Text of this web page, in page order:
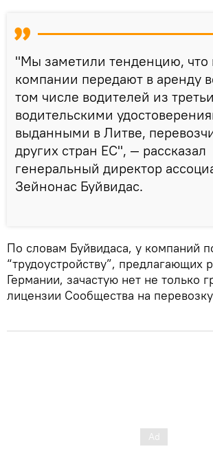
"Мы заметили тенденцию, что
компании передают в аренду
том числе водителей из
водительскими
выданными в Литве,
других стран ЕС", — рассказал
генеральный директор
Зейнонас Буйвидас.
По словам Буйвидаса, у компаний
“трудоустройству”, предлагающих
Германии, зачастую нет не только
лицензии Сообщества на